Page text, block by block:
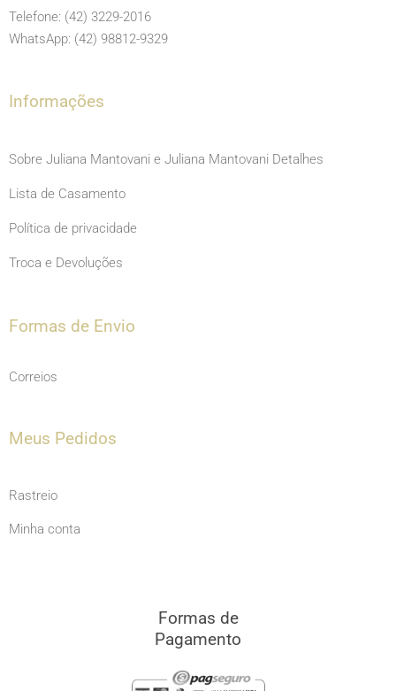
o
o
g
r
m
b
e
Telefone: (42) 3229-2016
WhatsApp: (42) 98812-9329
Informações
Sobre Juliana Mantovani e Juliana Mantovani Detalhes
Lista de Casamento
Política de privacidade
Troca e Devoluções
Formas de Envio
Correios
Meus Pedidos
Rastreio
Minha conta
Formas de
Pagamento